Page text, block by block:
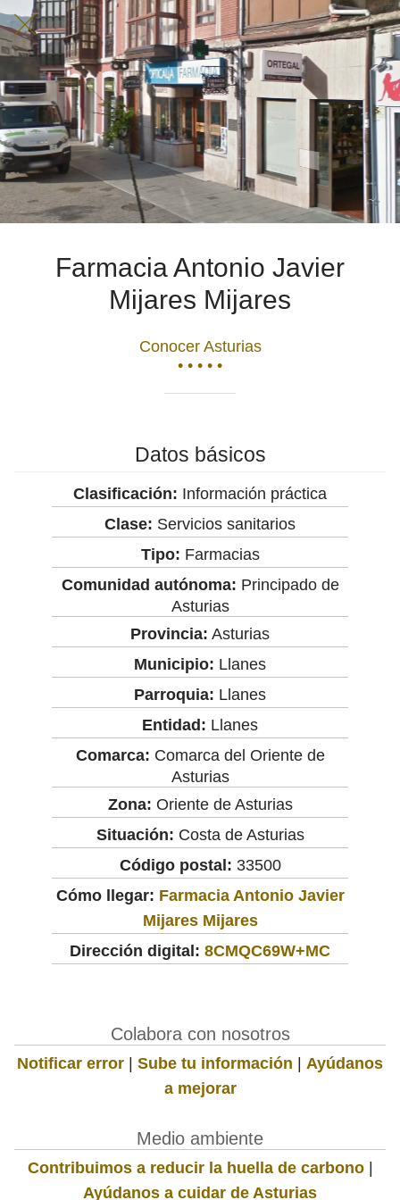
Farmacia Antonio Javier
Mijares Mijares
Conocer Asturias
• • • • •
Datos básicos
Clasificación: Información práctica
Clase: Servicios sanitarios
Tipo: Farmacias
Comunidad autónoma: Principado de
Asturias
Provincia: Asturias
Municipio: Llanes
Parroquia: Llanes
Entidad: Llanes
Comarca: Comarca del Oriente de
Asturias
Zona: Oriente de Asturias
Situación: Costa de Asturias
Código postal: 33500
Cómo llegar: Farmacia Antonio Javier
Mijares Mijares
Dirección digital: 8CMQC69W+MC
Colabora con nosotros
Notificar error | Sube tu información | Ayúdanos
a mejorar
Medio ambiente
Contribuimos a reducir la huella de carbono|
Ayúdanos a cuidar de Asturias